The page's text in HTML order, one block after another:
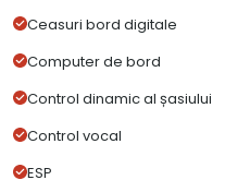
Ceasuri bord digitale
Computer de bord
Control dinamic al șasiului
Control vocal
ESP